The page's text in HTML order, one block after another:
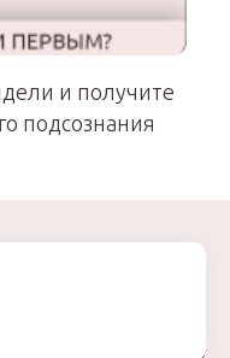
и получите
подсознания